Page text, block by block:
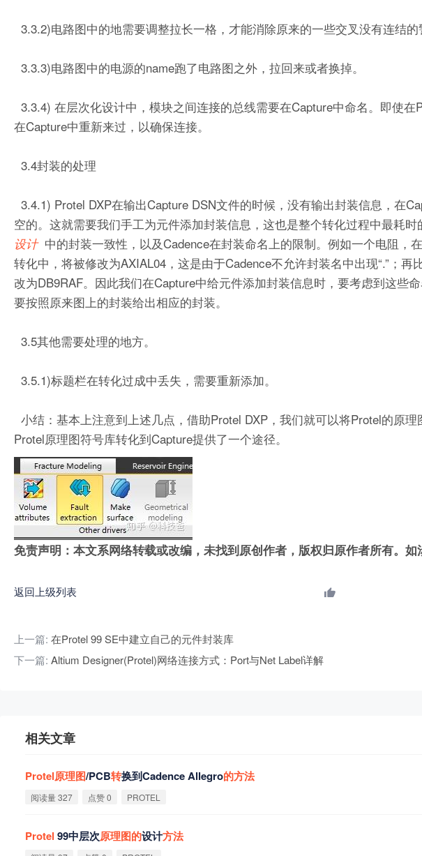
3.3.2)电路图中的地需要调整拉长一格，才能消除原来的一些交叉没有连结的
3.3.3)电路图中的电源的name跑了电路图之外，拉回来或者换掉。
3.3.4) 在层次化设计中，模块之间连接的总线需要在Capture中命名。即使
在Capture中重新来过，以确保连接。
3.4封装的处理
3.4.1) Protel DXP在输出Capture DSN文件的时候，没有输出封装信息，在
空的。这就需要我们手工为元件添加封装信息，这也是整个转化过程中最耗
设计 中的封装一致性，以及Cadence在封装命名上的限制。例如一个电阻，
转化中，将被修改为AXIAL04，这是由于Cadence不允许封装名中出现“.”；
改为DB9RAF。因此我们在Capture中给元件添加封装信息时，要考虑到这些
要按照原来图上的封装给出相应的封装。
3.5其他需要处理的地方。
3.5.1)标题栏在转化过成中丢失，需要重新添加。
小结：基本上注意到上述几点，借助Protel DXP，我们就可以将Protel的原
Protel原理图符号库转化到Capture提供了一个途径。
免责声明：本文系网络转载或改编，未找到原创作者，版权归原作者所有。
返回上级列表
上一篇: 在Protel 99 SE中建立自己的元件封装库
下一篇: Altium Designer(Protel)网络连接方式：Port与Net Label详解
相关文章
Protel原理图/PCB转换到Cadence Allegro的方法
阅读量 327 点赞 0 PROTEL
Protel 99中层次原理图的设计方法